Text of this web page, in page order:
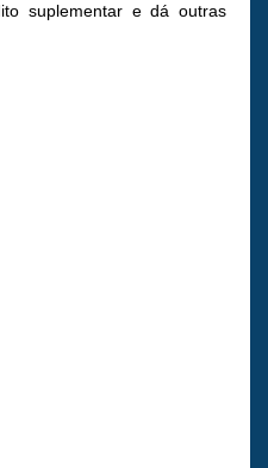
suplementar e dá outras